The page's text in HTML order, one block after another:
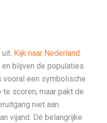
Kijk naar Nederland.
blijven de populaties
vooral een symbolische
scoren, maar pakt de
niet aan.
vijand. Dé belangrijke